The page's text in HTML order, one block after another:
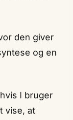
den giver
og en
I bruger
vise, at